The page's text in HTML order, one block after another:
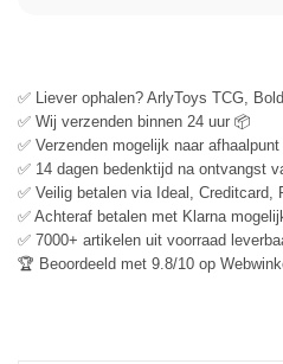
✅ Liever ophalen? ArlyToys TCG,
✅ Wij verzenden binnen 24 uur 📦
✅ Verzenden mogelijk naar
✅ 14 dagen bedenktijd na ontvangst
✅ Veilig betalen via Ideal, Creditcard,
✅ Achteraf betalen met Klarna
✅ 7000+ artikelen uit voorraad
🏆 Beoordeeld met 9.8/10 op